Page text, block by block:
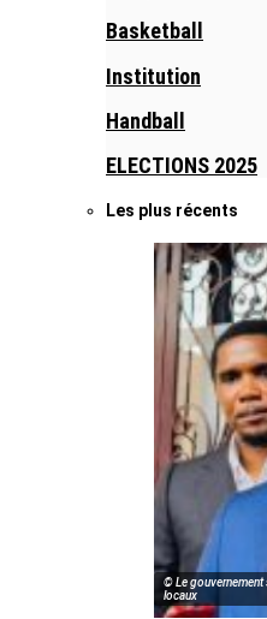
Basketball
Institution
Handball
ELECTIONS 2025
Les plus récents
© Le gouvernement
locaux